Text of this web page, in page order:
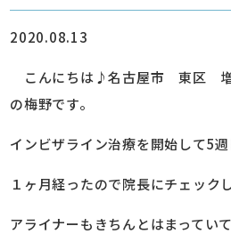
2020.08.13
こんにちは♪名古屋市 東区
の梅野です。
インビザライン治療を開始して5
１ヶ月経ったので院長にチェック
アライナーもきちんとはまってい